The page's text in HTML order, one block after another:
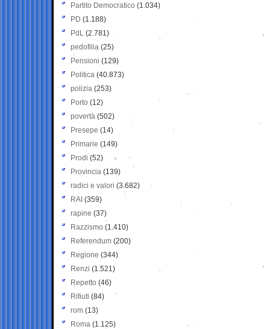
Partito Democratico (1.034)
PD (1.188)
PdL (2.781)
pedofilia (25)
Pensioni (129)
Politica (40.873)
polizia (253)
Porto (12)
povertà (502)
Presepe (14)
Primarie (149)
Prodi (52)
Provincia (139)
radici e valori (3.682)
RAI (359)
rapine (37)
Razzismo (1.410)
Referendum (200)
Regione (344)
Renzi (1.521)
Repetto (46)
Rifiuti (84)
rom (13)
Roma (1.125)